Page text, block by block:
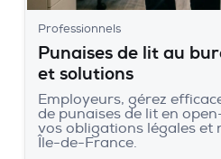
Professionnels
Punaises de lit au
et solutions
Employeurs, gérez
de punaises de lit en
vos obligations légales et
Île-de-France.